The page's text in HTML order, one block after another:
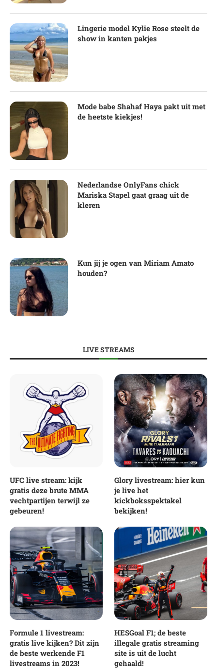
Lingerie model Kylie Rose steelt de
show in kanten pakjes
Mode babe Shahaf Haya pakt uit met
de heetste kiekjes!
Nederlandse OnlyFans chick
Mariska Stapel gaat graag uit de
kleren
Kun jij je ogen van Miriam Amato
houden?
LIVE STREAMS
UFC live stream: kijk
gratis deze brute MMA
vechtpartijen terwijl ze
gebeuren!
Glory livestream: hier kun
je live het
kickboksspektakel
bekijken!
Formule 1 livestream:
gratis live kijken? Dit zijn
de beste werkende F1
livestreams in 2023!
HESGoal F1; de beste
illegale gratis streaming
site is uit de lucht
gehaald!